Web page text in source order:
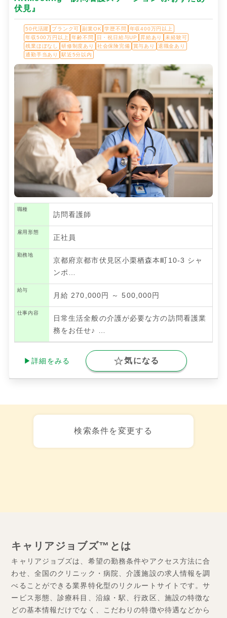
伏見』
50代活躍 ブランク可 副業OK 学歴不問
年収400万円以上
年収500万円以上
年齢不問 日・祝日給与UP 昇給あり
未経験可
残業ほぼなし
研修制度あり 社会保険完備 賞与あり
退職金あり
通勤手当あり
駅近5分以内
職種
訪問看護師
雇用形態
正社員
勤務地
京都府京都市伏見区小栗栖森本町10-3 シャ
ンポ…
給与
月給 270,000円 ～ 500,000円
仕事内容
日常生活全般の介護が必要な方の訪問看護業
務をお任せ♪
…
▶詳細をみる 気になる
検索条件を変更する
キャリアジョブズ™とは
キャリアジョブズは、希望の勤務条件やアクセス方法に合
わせ、全国のクリニック・病院、介護施設の求人情報を調
べることができる業界特化型のリクルートサイトです。サ
ービス形態、診療科目、沿線・駅、行政区、施設の特徴な
どの基本情報だけでなく、こだわりの特徴や待遇などから